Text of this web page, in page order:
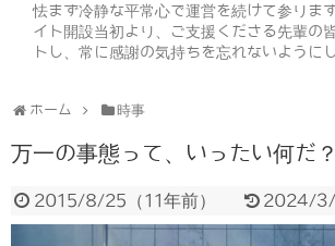
怯まず冷静な平常心で運営を続けて参りま
イト開設当初より、ご支援くださる先輩の
トし、常に感謝の気持ちを忘れないように
ホーム 時事
万一の事態って、いったい何だ？
2015/8/25 （11年前） 2024/